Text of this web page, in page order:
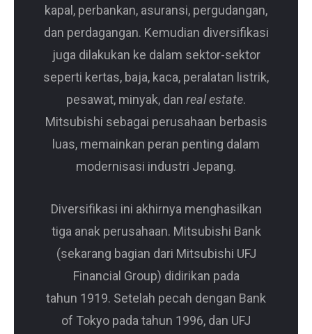
kapal, perbankan, asuransi, pergudangan,
dan perdagangan. Kemudian diversifikasi
juga dilakukan ke dalam sektor-sektor
seperti kertas, baja, kaca, peralatan listrik,
pesawat, minyak, dan real estate.
Mitsubishi sebagai perusahaan berbasis
luas, memainkan peran penting dalam
modernisasi industri Jepang.
Diversifikasi ini akhirnya menghasilkan
tiga anak perusahaan. Mitsubishi Bank
(sekarang bagian dari Mitsubishi UFJ
Financial Group) didirikan pada
tahun 1919. Setelah pecah dengan Bank
of Tokyo pada tahun 1996, dan UFJ